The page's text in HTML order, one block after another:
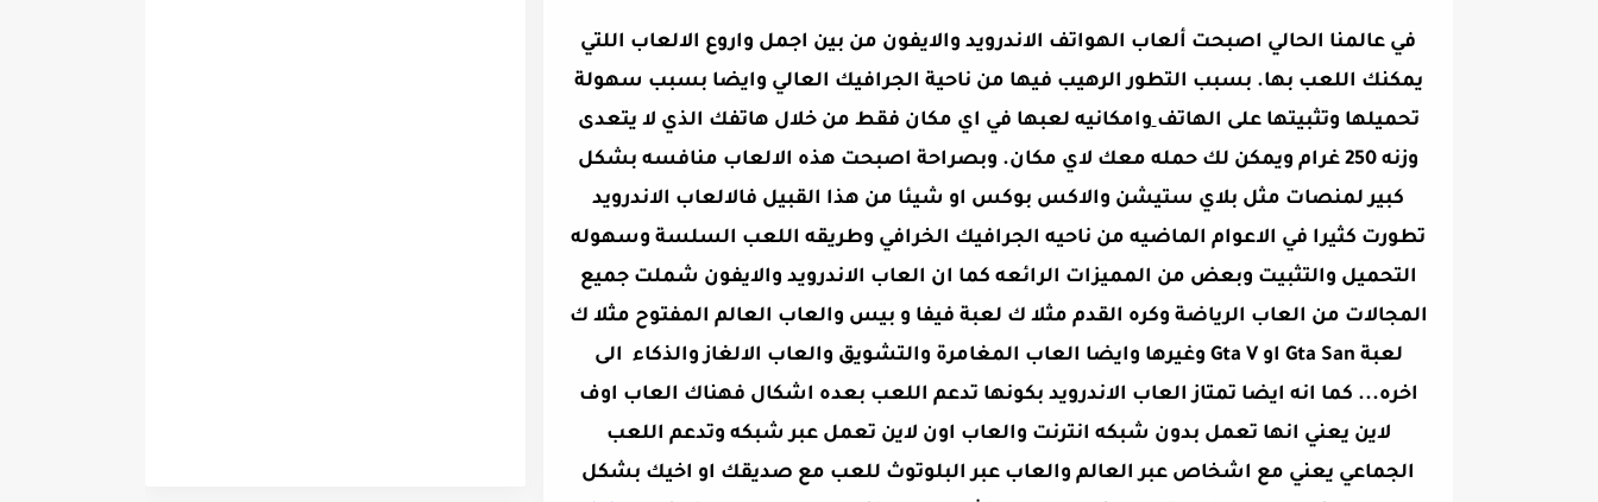
في عالمنا الحالي اصبحت ألعاب الهواتف الاندرويد والايفون من بين اجمل واروع الالعاب اللتي
يمكنك اللعب بها. بسبب التطور الرهيب فيها من ناحية الجرافيك العالي وايضا بسبب سهولة
تحميلها وتثبيتها على الهاتف وامكانيه لعبها في اي مكان فقط من خلال هاتفك الذي لا يتعدى
وزنه 250 غرام ويمكن لك حمله معك لاي مكان. وبصراحة اصبحت هذه الالعاب منافسه بشكل
كبير لمنصات مثل بلاي ستيشن والاكس بوكس او شيئا من هذا القبيل فالالعاب الاندرويد
تطورت كثيرا في الاعوام الماضيه من ناحيه الجرافيك الخرافي وطريقه اللعب السلسة وسهوله
التحميل والتثبيت وبعض من المميزات الرائعه كما ان العاب الاندرويد والايفون شملت جميع
المجالات من العاب الرياضة وكره القدم مثلا ك لعبة فيفا و بيس والعاب العالم المفتوح مثلا ك
لعبة Gta San او Gta V وغيرها وايضا العاب المغامرة والتشويق والعاب الالغاز والذكاء الى
اخره... كما انه ايضا تمتاز العاب الاندرويد بكونها تدعم اللعب بعده اشكال فهناك العاب اوف
لاين يعني انها تعمل بدون شبكه انترنت والعاب اون لاين تعمل عبر شبكه وتدعم اللعب
الجماعي يعني مع اشخاص عبر العالم والعاب عبر البلوتوث للعب مع صديقك او اخيك بشكل